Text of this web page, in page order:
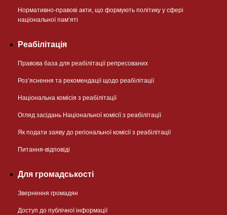
Нормативно-правові акти, що формують політику у сфері
національної памʼяті
Реабілітація
Правова база для реабілітації репресованих
Розʼяснення та рекомендації щодо реабілітації
Національна комісія з реабілітації
Огляд засідань Національної комісії з реабілітації
Як подати заяву до регіональної комісії з реабілітації
Питання-відповіді
Для громадськості
Звернення громадян
Доступ до публічної інформації